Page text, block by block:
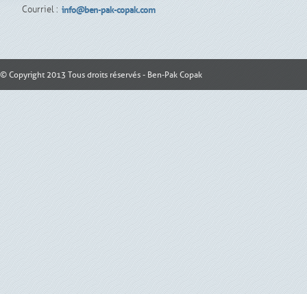
Courriel : info@ben-pak-copak.com
© Copyright 2013 Tous droits réservés - Ben-Pak Copak